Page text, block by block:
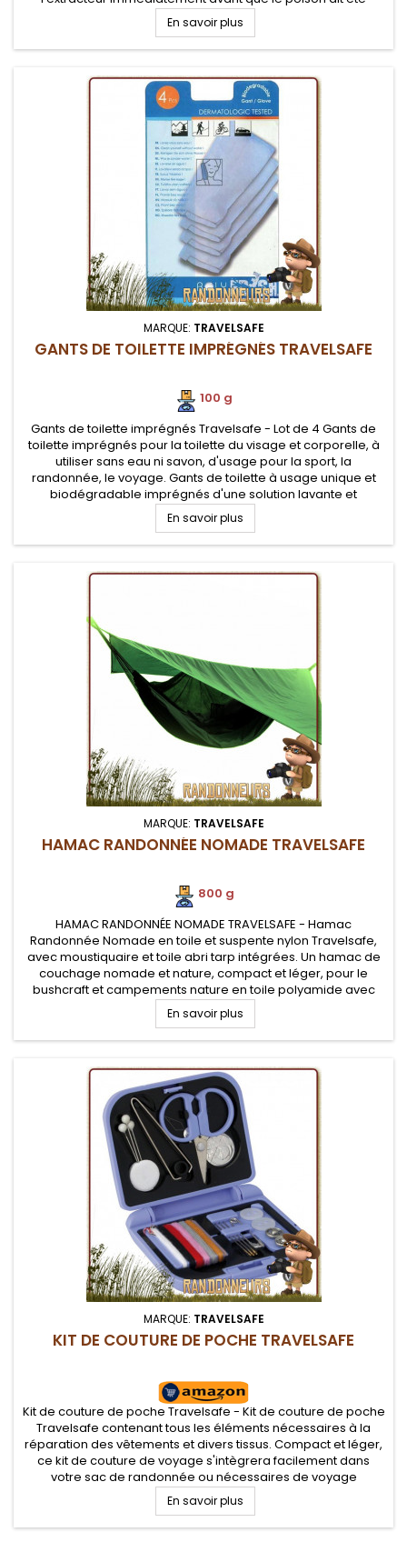
absorbé par la peau. La fonction d’aspiration de l’extracteur...
En savoir plus
MARQUE: TRAVELSAFE
GANTS DE TOILETTE IMPRÉGNÉS TRAVELSAFE
100 g
Gants de toilette imprégnés Travelsafe - Lot de 4 Gants de
toilette imprégnés pour la toilette du visage et corporelle, à
utiliser sans eau ni savon, d'usage pour la sport, la
randonnée, le voyage. Gants de toilette à usage unique et
biodégradable imprégnés d'une solution lavante et
rafraichissante
En savoir plus
MARQUE: TRAVELSAFE
HAMAC RANDONNÉE NOMADE TRAVELSAFE
800 g
HAMAC RANDONNÉE NOMADE TRAVELSAFE - Hamac
Randonnée Nomade en toile et suspente nylon Travelsafe,
avec moustiquaire et toile abri tarp intégrées. Un hamac de
couchage nomade et nature, compact et léger, pour le
bushcraft et campements nature en toile polyamide avec
suspentes fournies, moustiquaire avec poches, résistance
100 Kg
En savoir plus
MARQUE: TRAVELSAFE
KIT DE COUTURE DE POCHE TRAVELSAFE
Kit de couture de poche Travelsafe - Kit de couture de poche
Travelsafe contenant tous les éléments nécessaires à la
réparation des vêtements et divers tissus. Compact et léger,
ce kit de couture de voyage s'intègrera facilement dans
votre sac de randonnée ou nécessaires de voyage
En savoir plus